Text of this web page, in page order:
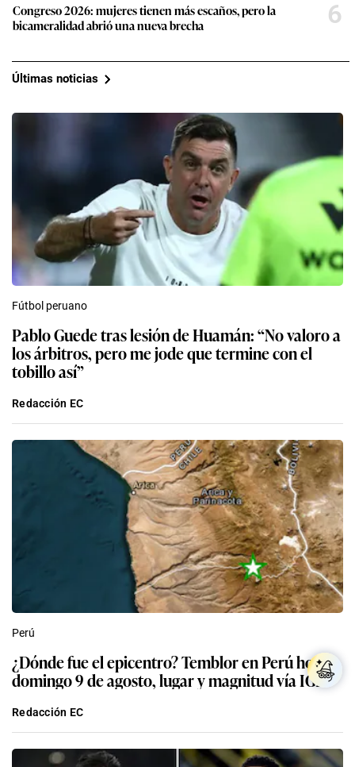
Congreso 2026: mujeres tienen más escaños, pero la
bicameralidad abrió una nueva brecha
6
Últimas noticias
Fútbol peruano
Pablo Guede tras lesión de Huamán: “No valoro a
los árbitros, pero me jode que termine con el
tobillo así”
Redacción EC
Perú
¿Dónde fue el epicentro? Temblor en Perú hoy,
domingo 9 de agosto, lugar y magnitud vía IGP
Redacción EC